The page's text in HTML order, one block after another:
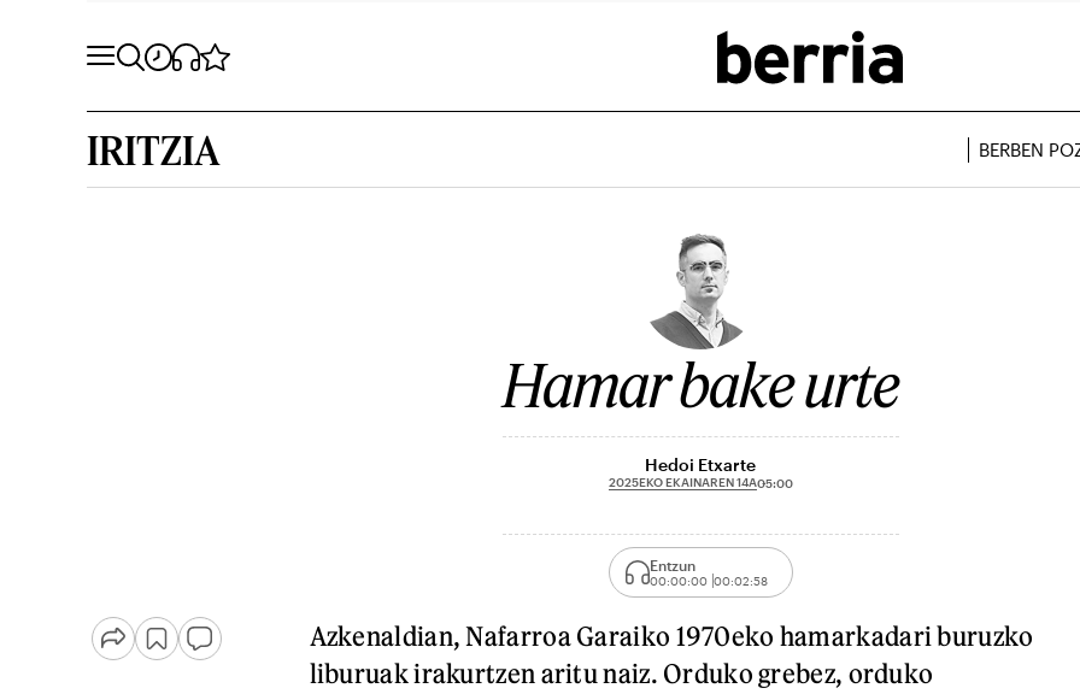
IRITZIA BERBEN
Hamar bake urte
Hedoi Etxarte
2025EKO EKAINAREN 14A05:00
Entzun
00:00:00 00:02:58
Azkenaldian, Nafarroa Garaiko 1970eko hamarkadari buruzko
liburuak irakurtzen aritu naiz. Orduko grebez, orduko